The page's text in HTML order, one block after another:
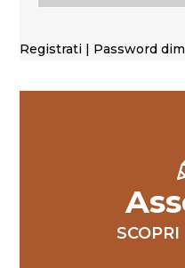
Registrati | Password